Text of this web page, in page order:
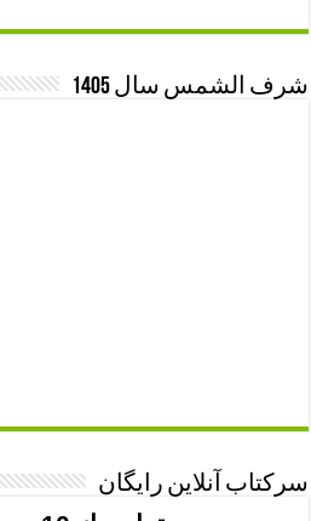
شرف الشمس سال 1405
سرکتاب آنلاین رایگان